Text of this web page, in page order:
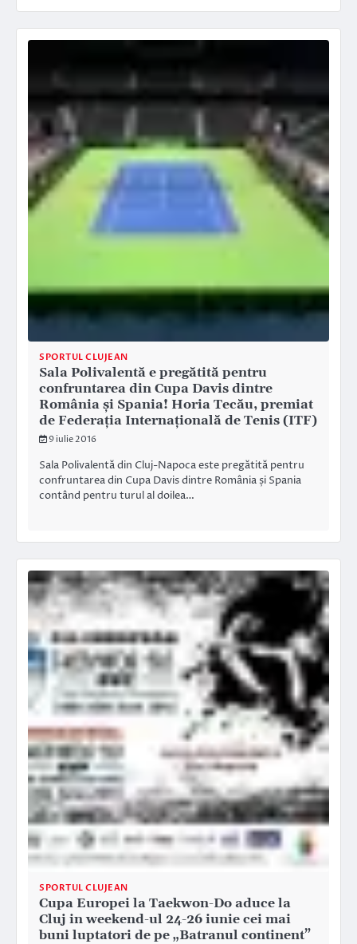
SPORTUL CLUJEAN
Sala Polivalentă e pregătită pentru
confruntarea din Cupa Davis dintre
România și Spania! Horia Tecău, premiat
de Federația Internațională de Tenis (ITF)
9 iulie 2016
Sala Polivalentă din Cluj-Napoca este pregătită pentru
confruntarea din Cupa Davis dintre România și Spania
contând pentru turul al doilea…
SPORTUL CLUJEAN
Cupa Europei la Taekwon-Do aduce la
Cluj in weekend-ul 24-26 iunie cei mai
buni luptatori de pe „Batranul continent”